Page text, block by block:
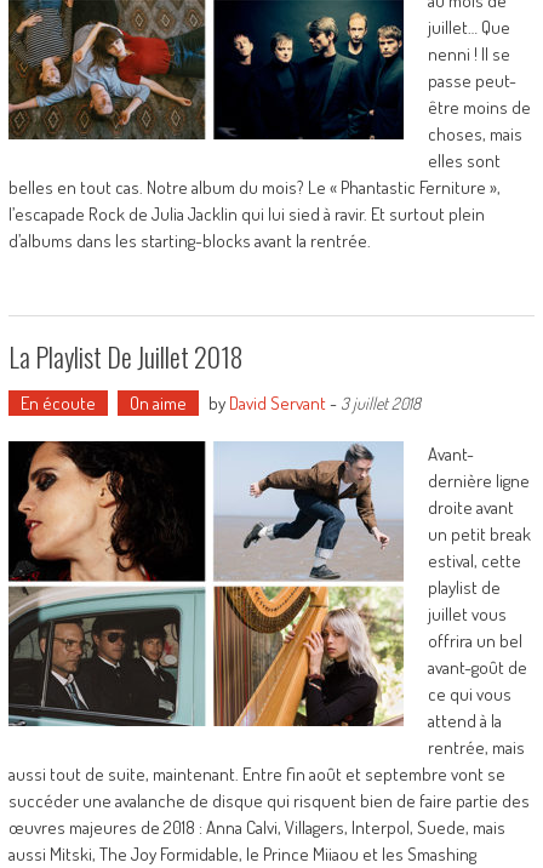
juillet… Que
nenni ! Il se
passe peut-
être moins de
choses, mais
elles sont
belles en tout cas. Notre album du mois? Le « Phantastic Ferniture »,
l’escapade Rock de Julia Jacklin qui lui sied à ravir. Et surtout plein
d’albums dans les starting-blocks avant la rentrée.
La Playlist De Juillet 2018
En écoute On aime by David Servant- 3 juillet 2018
Avant-
dernière ligne
droite avant
un petit break
estival, cette
playlist de
juillet vous
offrira un bel
avant-goût de
ce qui vous
attend à la
rentrée, mais
aussi tout de suite, maintenant. Entre fin août et septembre vont se
succéder une avalanche de disque qui risquent bien de faire partie des
œuvres majeures de 2018 : Anna Calvi, Villagers, Interpol, Suede, mais
aussi Mitski, The Joy Formidable, le Prince Miiaou et les Smashing